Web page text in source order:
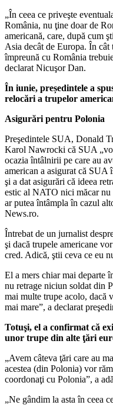
„În ceea ce priveşte
România, nu ţine doar de
americană, care, după cum
Asia decât de Europa. În cât
împreună cu România
declarat Nicuşor Dan.
În iunie, președintele a
relocări a trupelor
Asigurări pentru Polonia
Preşedintele SUA, Donald
Karol Nawrocki că SUA
ocazia întâlnirii pe care au
american a asigurat că
şi a dat asigurări că ideea
estic al NATO nici măcar nu
ar putea întâmpla în cazul
News.ro.
Întrebat de un jurnalist
şi dacă trupele americane
cred. Adică, ştii ceva ce eu
El a mers chiar mai departe
nu retrage niciun soldat din
mai multe trupe acolo, dacă
mai mare”, a declarat
Totuşi, el a confirmat că
unor trupe din alte ţări
„Avem câteva ţări care au
acestea (din Polonia) vor
coordonaţi cu Polonia”, a
„Ne gândim la asta în ceea